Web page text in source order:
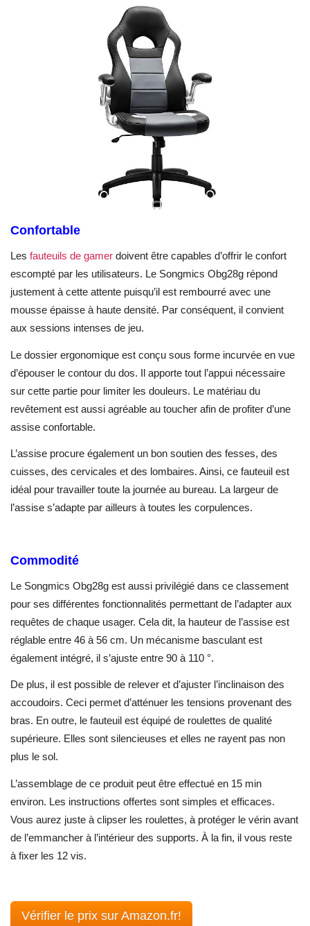
Confortable
Les fauteuils de gamer doivent être capables d’offrir le confort
escompté par les utilisateurs. Le Songmics Obg28g répond
justement à cette attente puisqu’il est rembourré avec une
mousse épaisse à haute densité. Par conséquent, il convient
aux sessions intenses de jeu.
Le dossier ergonomique est conçu sous forme incurvée en vue
d’épouser le contour du dos. Il apporte tout l’appui nécessaire
sur cette partie pour limiter les douleurs. Le matériau du
revêtement est aussi agréable au toucher afin de profiter d’une
assise confortable.
L’assise procure également un bon soutien des fesses, des
cuisses, des cervicales et des lombaires. Ainsi, ce fauteuil est
idéal pour travailler toute la journée au bureau. La largeur de
l’assise s’adapte par ailleurs à toutes les corpulences.
Commodité
Le Songmics Obg28g est aussi privilégié dans ce classement
pour ses différentes fonctionnalités permettant de l’adapter aux
requêtes de chaque usager. Cela dit, la hauteur de l’assise est
réglable entre 46 à 56 cm. Un mécanisme basculant est
également intégré, il s’ajuste entre 90 à 110 °.
De plus, il est possible de relever et d’ajuster l’inclinaison des
accoudoirs. Ceci permet d’atténuer les tensions provenant des
bras. En outre, le fauteuil est équipé de roulettes de qualité
supérieure. Elles sont silencieuses et elles ne rayent pas non
plus le sol.
L’assemblage de ce produit peut être effectué en 15 min
environ. Les instructions offertes sont simples et efficaces.
Vous aurez juste à clipser les roulettes, à protéger le vérin avant
de l’emmancher à l’intérieur des supports. À la fin, il vous reste
à fixer les 12 vis.
Vérifier le prix sur Amazon.fr!